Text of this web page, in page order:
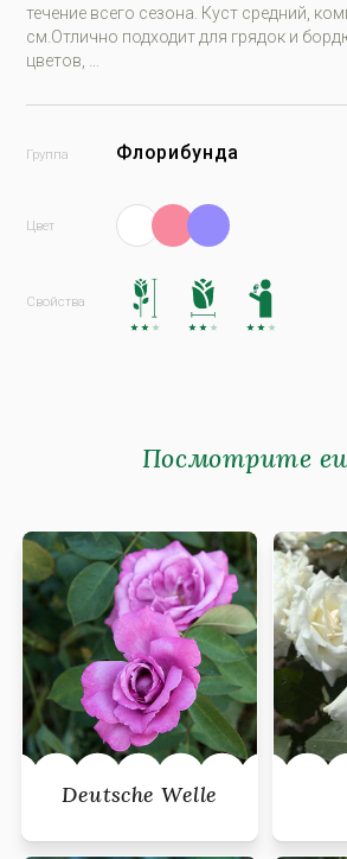
течение всего сезона. Куст средний,
см.Отлично подходит для грядок и
цветов, …
Флорибунда
Посмотрите
Deutsche Welle